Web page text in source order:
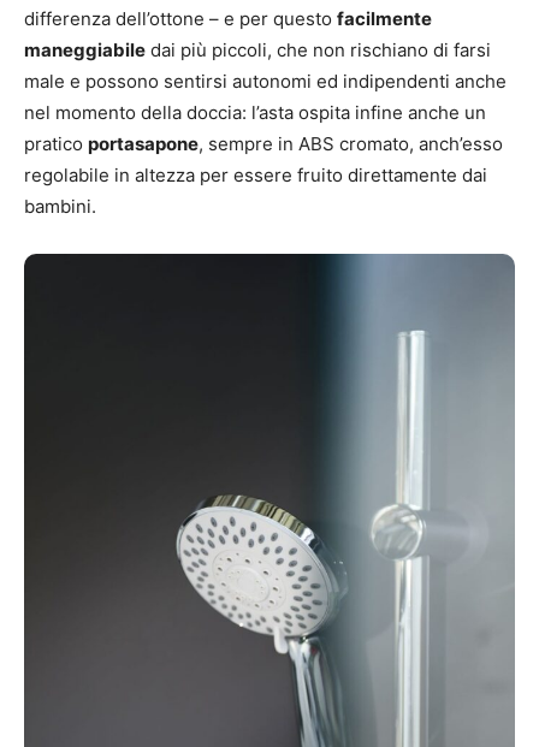
differenza dell’ottone – e per questo facilmente
maneggiabile dai più piccoli, che non rischiano di farsi
male e possono sentirsi autonomi ed indipendenti anche
nel momento della doccia: l’asta ospita infine anche un
pratico portasapone, sempre in ABS cromato, anch’esso
regolabile in altezza per essere fruito direttamente dai
bambini.